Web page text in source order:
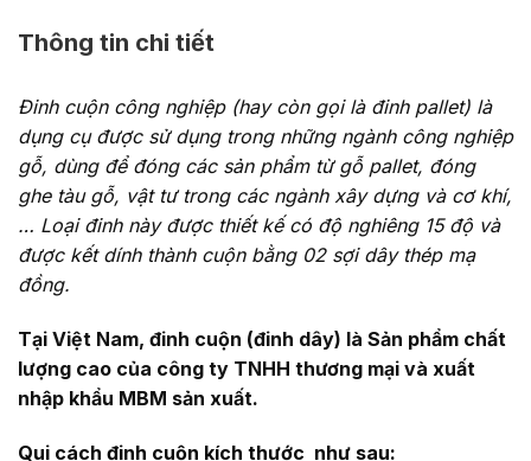
Thông tin chi tiết
Đinh cuộn công nghiệp (hay còn gọi là đinh pallet) là
dụng cụ được sử dụng trong những ngành công nghiệp
gỗ, dùng để đóng các sản phẩm từ gỗ pallet, đóng
ghe tàu gỗ, vật tư trong các ngành xây dựng và cơ khí,
… Loại đinh này được thiết kế có độ nghiêng 15 độ và
được kết dính thành cuộn bằng 02 sợi dây thép mạ
đồng.
Tại Việt Nam, đinh cuộn (đinh dây) là Sản phẩm chất
lượng cao của công ty TNHH thương mại và xuất
nhập khẩu MBM sản xuất.
Qui cách đinh cuộn kích thước như sau: